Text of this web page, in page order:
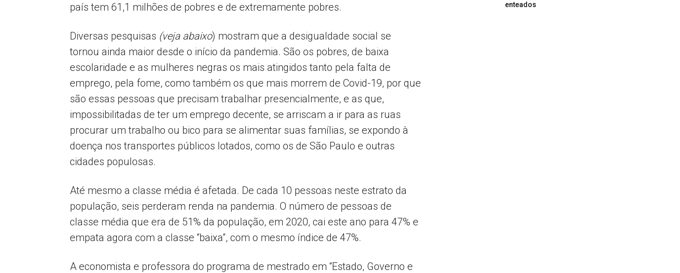
país tem 61,1 milhões de pobres e de extremamente pobres.
Diversas pesquisas (veja abaixo) mostram que a desigualdade social se
tornou ainda maior desde o início da pandemia. São os pobres, de baixa
escolaridade e as mulheres negras os mais atingidos tanto pela falta de
emprego, pela fome, como também os que mais morrem de Covid-19, por que
são essas pessoas que precisam trabalhar presencialmente, e as que,
impossibilitadas de ter um emprego decente, se arriscam a ir para as ruas
procurar um trabalho ou bico para se alimentar suas famílias, se expondo à
doença nos transportes públicos lotados, como os de São Paulo e outras
cidades populosas.
Até mesmo a classe média é afetada. De cada 10 pessoas neste estrato da
população, seis perderam renda na pandemia. O número de pessoas de
classe média que era de 51% da população, em 2020, cai este ano para 47% e
empata agora com a classe “baixa”, com o mesmo índice de 47%.
A economista e professora do programa de mestrado em “Estado, Governo e
enteados